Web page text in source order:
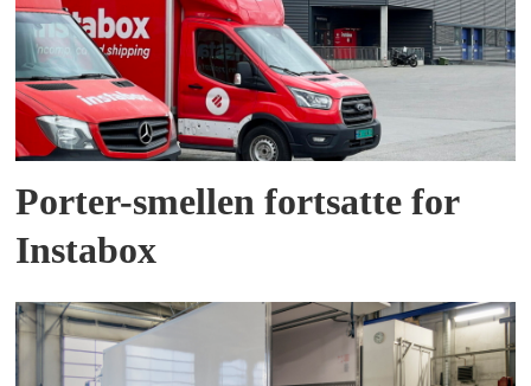
Porter-smellen fortsatte for
Instabox